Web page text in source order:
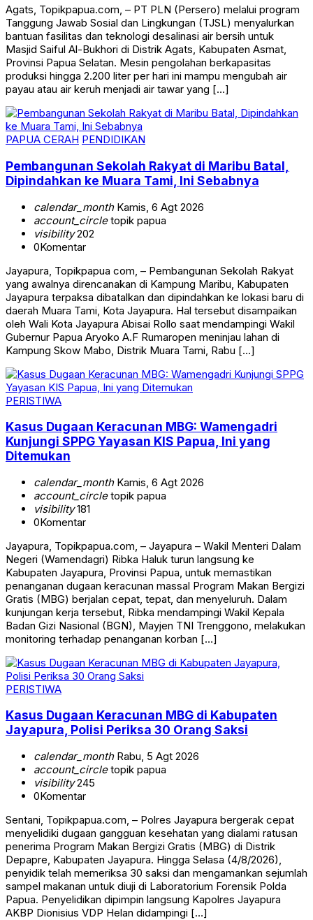
Agats, Topikpapua.com, – PT PLN (Persero) melalui program
Tanggung Jawab Sosial dan Lingkungan (TJSL) menyalurkan
bantuan fasilitas dan teknologi desalinasi air bersih untuk
Masjid Saiful Al-Bukhori di Distrik Agats, Kabupaten Asmat,
Provinsi Papua Selatan. Mesin pengolahan berkapasitas
produksi hingga 2.200 liter per hari ini mampu mengubah air
payau atau air keruh menjadi air tawar yang […]
PAPUA CERAH PENDIDIKAN
Pembangunan Sekolah Rakyat di Maribu Batal,
Dipindahkan ke Muara Tami, Ini Sebabnya
calendar_monthKamis, 6 Agt 2026
account_circletopik papua
visibility202
0Komentar
Jayapura, Topikpapua com, – Pembangunan Sekolah Rakyat
yang awalnya direncanakan di Kampung Maribu, Kabupaten
Jayapura terpaksa dibatalkan dan dipindahkan ke lokasi baru di
daerah Muara Tami, Kota Jayapura. Hal tersebut disampaikan
oleh Wali Kota Jayapura Abisai Rollo saat mendampingi Wakil
Gubernur Papua Aryoko A.F Rumaropen meninjau lahan di
Kampung Skow Mabo, Distrik Muara Tami, Rabu […]
PERISTIWA
Kasus Dugaan Keracunan MBG: Wamengadri
Kunjungi SPPG Yayasan KIS Papua, Ini yang
Ditemukan
calendar_monthKamis, 6 Agt 2026
account_circletopik papua
visibility181
0Komentar
Jayapura, Topikpapua.com, – Jayapura – Wakil Menteri Dalam
Negeri (Wamendagri) Ribka Haluk turun langsung ke
Kabupaten Jayapura, Provinsi Papua, untuk memastikan
penanganan dugaan keracunan massal Program Makan Bergizi
Gratis (MBG) berjalan cepat, tepat, dan menyeluruh. Dalam
kunjungan kerja tersebut, Ribka mendampingi Wakil Kepala
Badan Gizi Nasional (BGN), Mayjen TNI Trenggono, melakukan
monitoring terhadap penanganan korban […]
PERISTIWA
Kasus Dugaan Keracunan MBG di Kabupaten
Jayapura, Polisi Periksa 30 Orang Saksi
calendar_monthRabu, 5 Agt 2026
account_circletopik papua
visibility245
0Komentar
Sentani, Topikpapua.com, – Polres Jayapura bergerak cepat
menyelidiki dugaan gangguan kesehatan yang dialami ratusan
penerima Program Makan Bergizi Gratis (MBG) di Distrik
Depapre, Kabupaten Jayapura. Hingga Selasa (4/8/2026),
penyidik telah memeriksa 30 saksi dan mengamankan sejumlah
sampel makanan untuk diuji di Laboratorium Forensik Polda
Papua. Penyelidikan dipimpin langsung Kapolres Jayapura
AKBP Dionisius VDP Helan didampingi […]